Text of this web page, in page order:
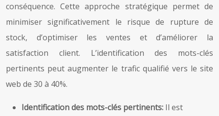
conséquence. Cette approche stratégique permet de
minimiser significativement le risque de rupture de
stock, d’optimiser les ventes et d’améliorer la
satisfaction client. L’identification des mots-clés
pertinents peut augmenter le trafic qualifié vers le site
web de 30 à 40%.
Identification des mots-clés pertinents: Il est